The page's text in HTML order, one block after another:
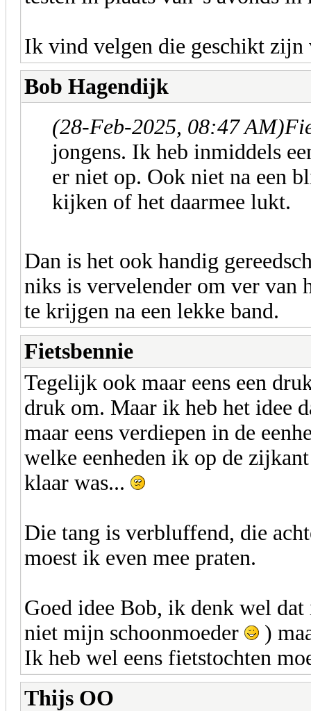
Ik vind velgen die geschikt zijn
Bob Hagendijk
(28-Feb-2025, 08:47 AM)
jongens. Ik heb inmiddels
er niet op. Ook niet na een
kijken of het daarmee lukt.
Dan is het ook handig
niks is vervelender om ver van
te krijgen na een lekke band.
Fietsbennie
Tegelijk ook maar eens een
druk om. Maar ik heb het idee
maar eens verdiepen in de
welke eenheden ik op de
klaar was...
Die tang is verbluffend, die
moest ik even mee praten.
Goed idee Bob, ik denk wel
niet mijn schoonmoeder
)
Ik heb wel eens fietstochten
Thijs OO